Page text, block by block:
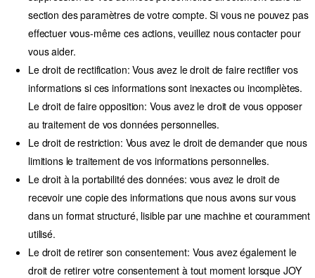
section des paramètres de votre compte. Si vous ne pouvez pas
effectuer vous-même ces actions, veuillez nous contacter pour
vous aider.
Le droit de rectification: Vous avez le droit de faire rectifier vos
informations si ces informations sont inexactes ou incomplètes.
Le droit de faire opposition: Vous avez le droit de vous opposer
au traitement de vos données personnelles.
Le droit de restriction: Vous avez le droit de demander que nous
limitions le traitement de vos informations personnelles.
Le droit à la portabilité des données: vous avez le droit de
recevoir une copie des informations que nous avons sur vous
dans un format structuré, lisible par une machine et couramment
utilisé.
Le droit de retirer son consentement: Vous avez également le
droit de retirer votre consentement à tout moment lorsque JOY